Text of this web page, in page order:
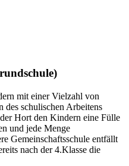
mit einer Vielzahl von
des schulischen Arbeitens
Hort den Kindern eine Fülle
und jede Menge
Gemeinschaftsschule entfällt
nach der 4.Klasse die